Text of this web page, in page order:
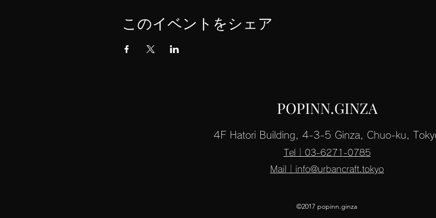
このイベントをシェア
POPINN.GINZA
4F Hatori Building, 4-3-5 Ginza, Chuo-ku,
Tel｜03-6271 -0785
Mail｜info@urbancraft.tokyo
©2017 popinn.ginza